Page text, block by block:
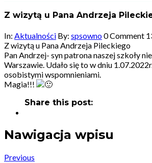
Z wizytą u Pana Andrzeja
In: Aktualności By: spsowno0 Comment
Z wizytą u Pana Andrzeja Pileckiego
Pan Andrzej- syn patrona naszej szkoły
Warszawie. Udało się to w dniu
osobistymi wspomnieniami.
Magia!!!
Share this post:
Nawigacja wpisu
Previous